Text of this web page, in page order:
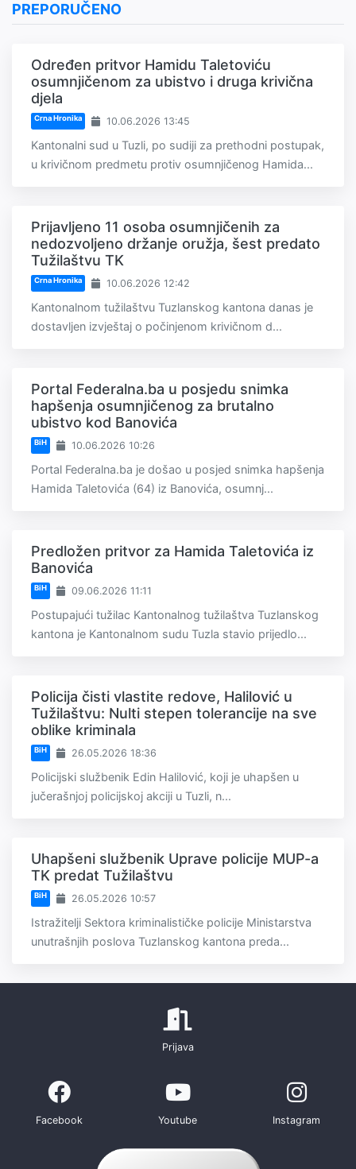
PREPORUČENO
Određen pritvor Hamidu Taletoviću
osumnjičenom za ubistvo i druga krivična
djela
Crna Hronika 10.06.2026 13:45
Kantonalni sud u Tuzli, po sudiji za prethodni postupak,
u krivičnom predmetu protiv osumnjičenog Hamida...
Prijavljeno 11 osoba osumnjičenih za
nedozvoljeno držanje oružja, šest predato
Tužilaštvu TK
Crna Hronika 10.06.2026 12:42
Kantonalnom tužilaštvu Tuzlanskog kantona danas je
dostavljen izvještaj o počinjenom krivičnom d...
Portal Federalna.ba u posjedu snimka
hapšenja osumnjičenog za brutalno
ubistvo kod Banovića
BiH 10.06.2026 10:26
Portal Federalna.ba je došao u posjed snimka hapšenja
Hamida Taletovića (64) iz Banovića, osumnj...
Predložen pritvor za Hamida Taletovića iz
Banovića
BiH 09.06.2026 11:11
Postupajući tužilac Kantonalnog tužilaštva Tuzlanskog
kantona je Kantonalnom sudu Tuzla stavio prijedlo...
Policija čisti vlastite redove, Halilović u
Tužilaštvu: Nulti stepen tolerancije na sve
oblike kriminala
BiH 26.05.2026 18:36
Policijski službenik Edin Halilović, koji je uhapšen u
jučerašnjoj policijskoj akciji u Tuzli, n...
Uhapšeni službenik Uprave policije MUP-a
TK predat Tužilaštvu
BiH 26.05.2026 10:57
Istražitelji Sektora kriminalističke policije Ministarstva
unutrašnjih poslova Tuzlanskog kantona preda...
Prijava
Facebook Youtube Instagram